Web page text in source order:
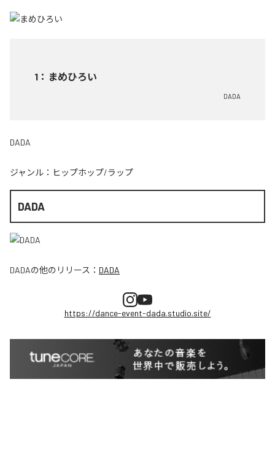
1 ： まめひろい
DADA
DADA
ジャンル： ヒップホップ/ラップ
DADA
DADAの他のリリース： DADA
https://dance-event-dada.studio.site/